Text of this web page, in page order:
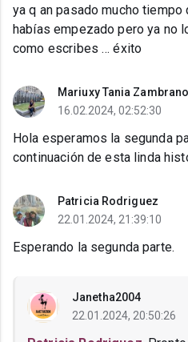
ya q an pasado mucho
habías empezado pero ya no
como escribes … éxito
Mariuxy Tania
16.02.2024, 02:52:30
Hola esperamos la segunda
continuación de esta linda
Patricia Rodriguez
22.01.2024, 21:39:10
Esperando la segunda parte.
Janetha2004
22.01.2024, 20:50:26